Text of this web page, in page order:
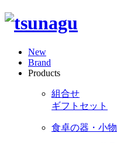
New
Brand
Products
組合せ
ギフトセット
食卓の器・小物